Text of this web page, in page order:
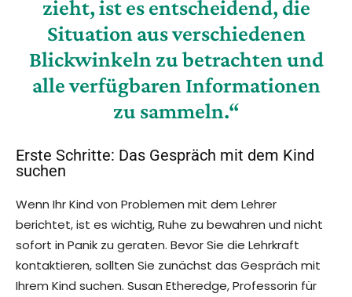
zieht, ist es entscheidend, die
Situation aus verschiedenen
Blickwinkeln zu betrachten und
alle verfügbaren Informationen
zu sammeln.“
Erste Schritte: Das Gespräch mit dem Kind
suchen
Wenn Ihr Kind von Problemen mit dem Lehrer
berichtet, ist es wichtig, Ruhe zu bewahren und nicht
sofort in Panik zu geraten. Bevor Sie die Lehrkraft
kontaktieren, sollten Sie zunächst das Gespräch mit
Ihrem Kind suchen. Susan Etheredge, Professorin für